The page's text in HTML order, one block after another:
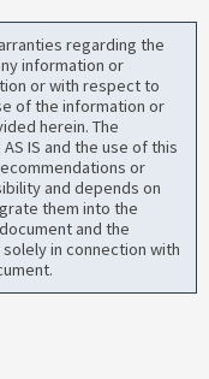
regarding the
information or
or with respect to
of the information or
herein. The
IS and the use of this
or
and depends on
them into the
and the
in connection with